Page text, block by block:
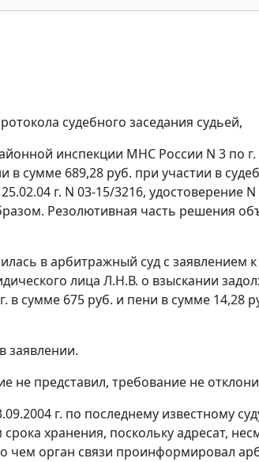
судебного заседания судьей,
инспекции МНС России N 3 по г.
сумме 689,28 руб. при участии в
г. N 03-15/3216, удостоверение
Резолютивная часть решения
в арбитражный суд с заявлением
лица Л.Н.В. о взыскании
в сумме 675 руб. и пени в сумме 14,28
заявлении.
не представил, требование не
г. по последнему известному
хранения, поскольку адресат,
чем орган связи проинформировал